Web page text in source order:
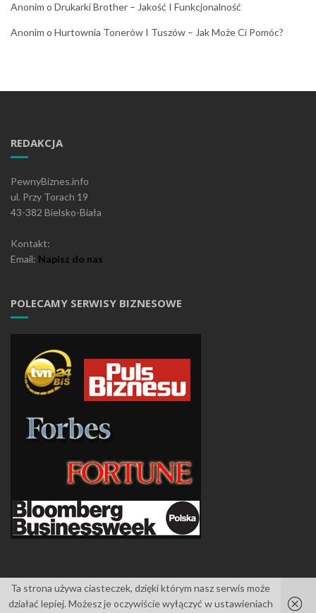
Anonim o Drukarki Brother – Jakość I Funkcjonalność
Anonim o Hurtownia Tonerów I Tuszów – Jak Może Ci Pomóc?
REDAKCJA
PewnyBiznes.info
ul. Przy Torach 19
43-382 Bielsko-Biała
Kontakt:
Email: Napisz do nas
POLECAMY SERWISY BIZNESOWE
Islemagpowered byWordPress
Ta strona używa ciasteczek, dzięki którym nasz serwis może
działać lepiej. Możesz je oczywiście wyłączyć w ustawieniach